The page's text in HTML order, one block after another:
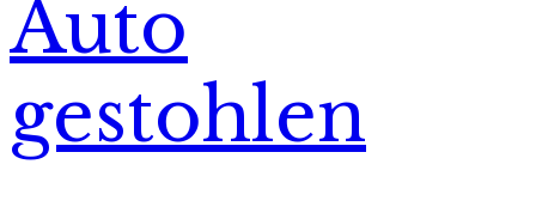
Auto
gestohlen